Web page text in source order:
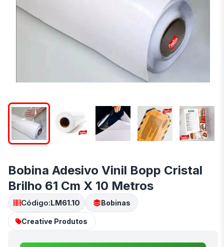
Bobina Adesivo Vinil Bopp Cristal
Brilho 61 Cm X 10 Metros
Código:LM61.10 Bobinas
Creative Produtos